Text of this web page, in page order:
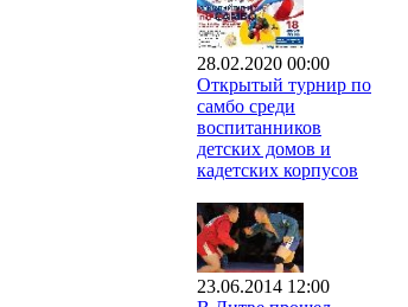
28.02.2020 00:00
Открытый турнир по
самбо среди
воспитанников
детских домов и
кадетских корпусов
23.06.2014 12:00